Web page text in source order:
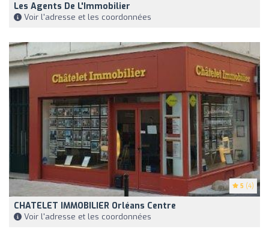
Les Agents De L'Immobilier
Voir l'adresse et les coordonnées
5 (4)
CHATELET IMMOBILIER Orléans Centre
Voir l'adresse et les coordonnées